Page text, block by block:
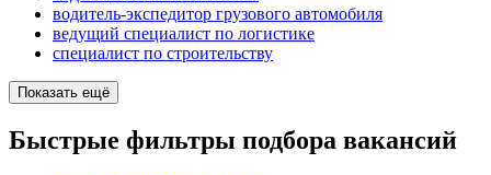
водитель-экспедитор грузового автомобиля
ведущий специалист по логистике
специалист по строительству
Показать ещё
Быстрые фильтры подбора вакансий